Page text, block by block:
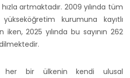
hızla artmaktadır. 2009 yılında tüm
kurumuna kayıtlı
iken, 2025 yılında bu sayının 262
her bir ülkenin kendi ulusal